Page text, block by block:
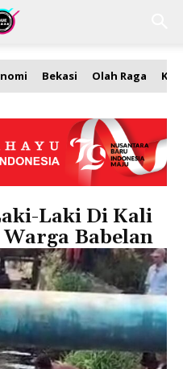
Bekasi Olah Raga
Laki Di Kali
Babelan